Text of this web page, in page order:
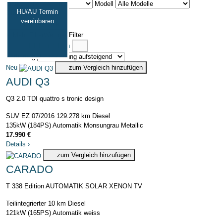
HU/AU Termin
vereinbaren
Marke
Modell
318 Fahrzeuge
Filter entfernen
Weniger Filter
Vergleich anzeigen
Sortierung
Neu
zum Vergleich hinzufügen
AUDI Q3
Q3 2.0 TDI quattro s tronic design
SUV EZ 07/2016 129.278 km Diesel
135kW (184PS) Automatik Monsungrau Metallic
17.990 €
Details ›
zum Vergleich hinzufügen
CARADO
T 338 Edition AUTOMATIK SOLAR XENON TV
Teilintegrierter 10 km Diesel
121kW (165PS) Automatik weiss